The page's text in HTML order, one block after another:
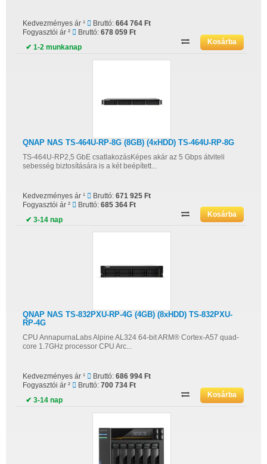
Kedvezményes ár ¹ Bruttó: 664 764 Ft
Fogyasztói ár ²
Bruttó: 678 059 Ft
✔ 1-2 munkanap
QNAP NAS TS-464U-RP-8G (8GB) (4xHDD) TS-464U-RP-8G
TS-464U-RP2,5 GbE csatlakozásKépes akár az 5 Gbps átviteli
sebesség biztosítására is a két beépített...
Kedvezményes ár ¹ Bruttó: 671 925 Ft
Fogyasztói ár ²
Bruttó: 685 364 Ft
✔ 3-14 nap
QNAP NAS TS-832PXU-RP-4G (4GB) (8xHDD) TS-832PXU-
RP-4G
CPU AnnapurnaLabs Alpine AL324 64-bit ARM® Cortex-A57 quad-
core 1.7GHz processor CPU Arc...
Kedvezményes ár ¹ Bruttó: 686 994 Ft
Fogyasztói ár ²
Bruttó: 700 734 Ft
✔ 3-14 nap